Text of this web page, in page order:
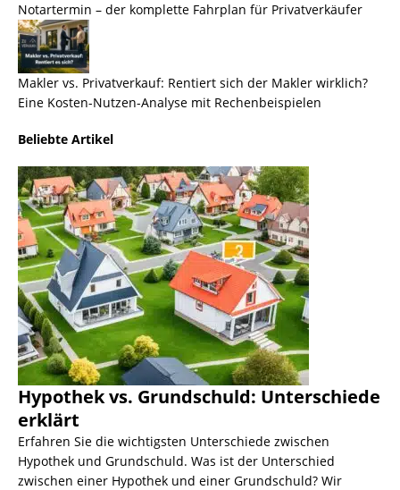
Notartermin – der komplette Fahrplan für Privatverkäufer
Makler vs. Privatverkauf: Rentiert sich der Makler wirklich?
Eine Kosten-Nutzen-Analyse mit Rechenbeispielen
Beliebte Artikel
Hypothek vs. Grundschuld: Unterschiede
erklärt
Erfahren Sie die wichtigsten Unterschiede zwischen
Hypothek und Grundschuld. Was ist der Unterschied
zwischen einer Hypothek und einer Grundschuld? Wir